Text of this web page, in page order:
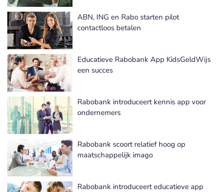
ABN, ING en Rabo starten pilot
contactloos betalen
Educatieve Rabobank App KidsGeldWijs
een succes
Rabobank introduceert kennis app voor
ondernemers
Rabobank scoort relatief hoog op
maatschappelijk imago
Rabobank introduceert educatieve app